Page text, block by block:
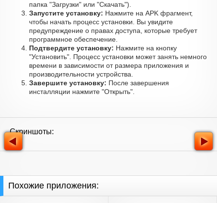
папка "Загрузки" или "Скачать").
Запустите установку: Нажмите на APK фрагмент,
чтобы начать процесс установки. Вы увидите
предупреждение о правах доступа, которые требует
программное обеспечение.
Подтвердите установку: Нажмите на кнопку
"Установить". Процесс установки может занять немного
времени в зависимости от размера приложения и
производительности устройства.
Завершите установку: После завершения
инсталляции нажмите "Открыть".
Скриншоты:
Похожие приложения: